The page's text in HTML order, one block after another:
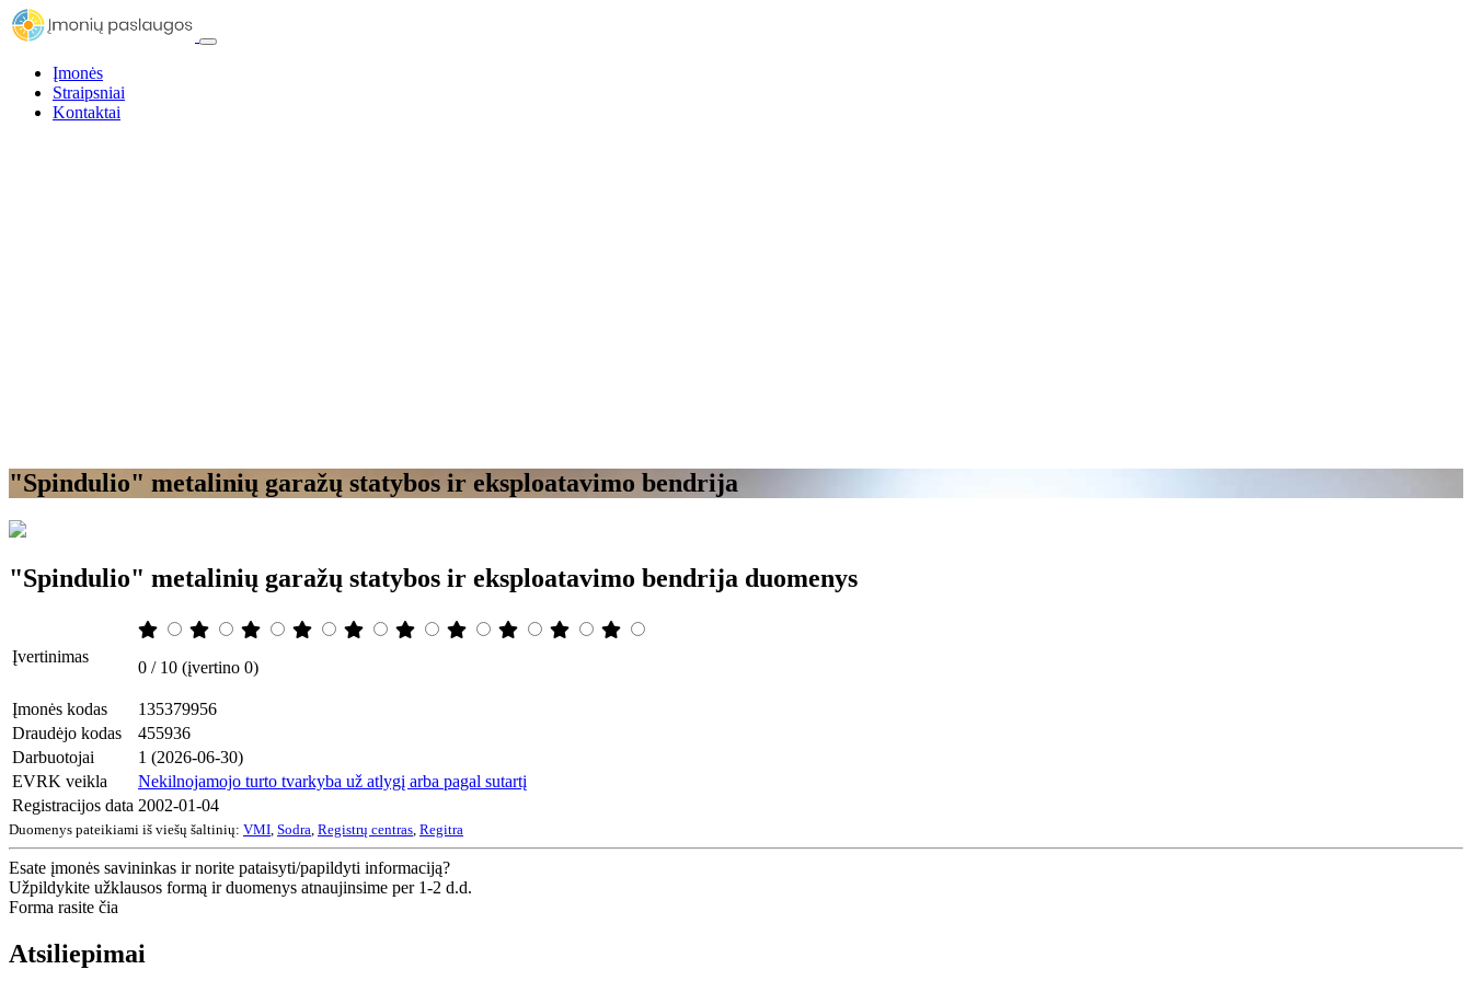
Įmonės
Straipsniai
Kontaktai
"Spindulio" metalinių garažų statybos ir eksploatavimo bendrija
"Spindulio" metalinių garažų statybos ir eksploatavimo bendrija duomenys
Įvertinimas
0 / 10 (įvertino 0)
Įmonės kodas
135379956
Draudėjo kodas
455936
Darbuotojai
1 (2026-06-30)
EVRK veikla
Nekilnojamojo turto tvarkyba už atlygį arba pagal sutartį
Registracijos data 2002-01-04
Duomenys pateikiami iš viešų šaltinių: VMI Sodra Registrų centras Regitra
Esate įmonės savininkas ir norite pataisyti/papildyti informaciją?
Užpildykite užklausos formą ir duomenys atnaujinsime per 1-2 d.d.
Forma rasite čia
Atsiliepimai